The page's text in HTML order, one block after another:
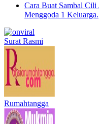
Cara Buat Sambal
Menggoda 1 Keluarga.
Surat Rasmi
Rumahtangga